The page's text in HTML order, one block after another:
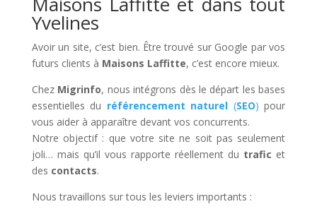
Yvelines
Avoir un site, c’est bien. Être trouvé sur Google par vos
futurs clients à Maisons Laffitte, c’est encore mieux.
Chez Migrinfo, nous intégrons dès le départ les bases
essentielles du référencement naturel (SEO) pour
vous aider à apparaître devant vos concurrents.
Notre objectif : que votre site ne soit pas seulement
joli… mais qu’il vous rapporte réellement du trafic et
des contacts.
Nous travaillons sur tous les leviers importants :